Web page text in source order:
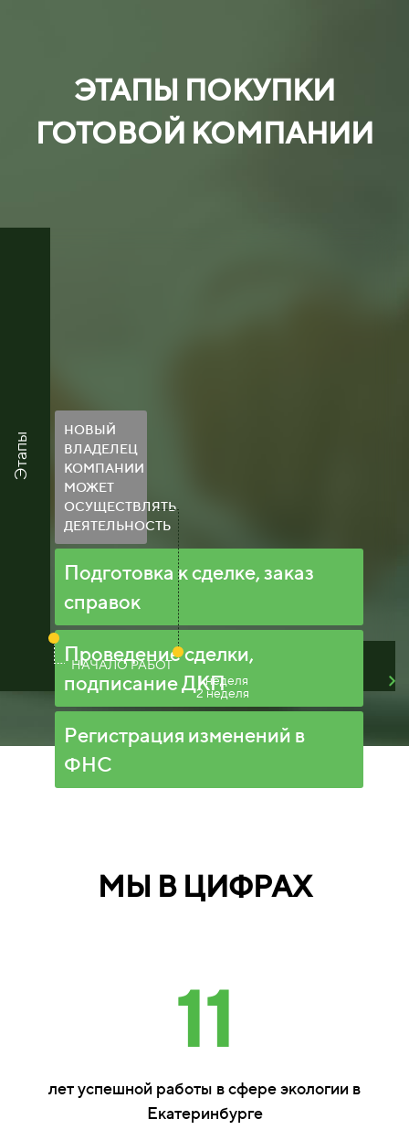
ЭТАПЫ ПОКУПКИ
ГОТОВОЙ КОМПАНИИ
Этапы
НОВЫЙ
ВЛАДЕЛЕЦ
КОМПАНИИ
МОЖЕТ
ОСУЩЕСТВЛЯТЬ
ДЕЯТЕЛЬНОСТЬ
Подготовка к сделке, заказ
справок
Проведение сделки,
подписание ДКП
Регистрация изменений в
ФНС
НАЧАЛО РАБОТ
1 неделя
2 неделя
МЫ В ЦИФРАХ
11
лет успешной работы в сфере экологии в
Екатеринбурге